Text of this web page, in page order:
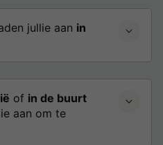
jullie aan in
of in de buurt
aan om te